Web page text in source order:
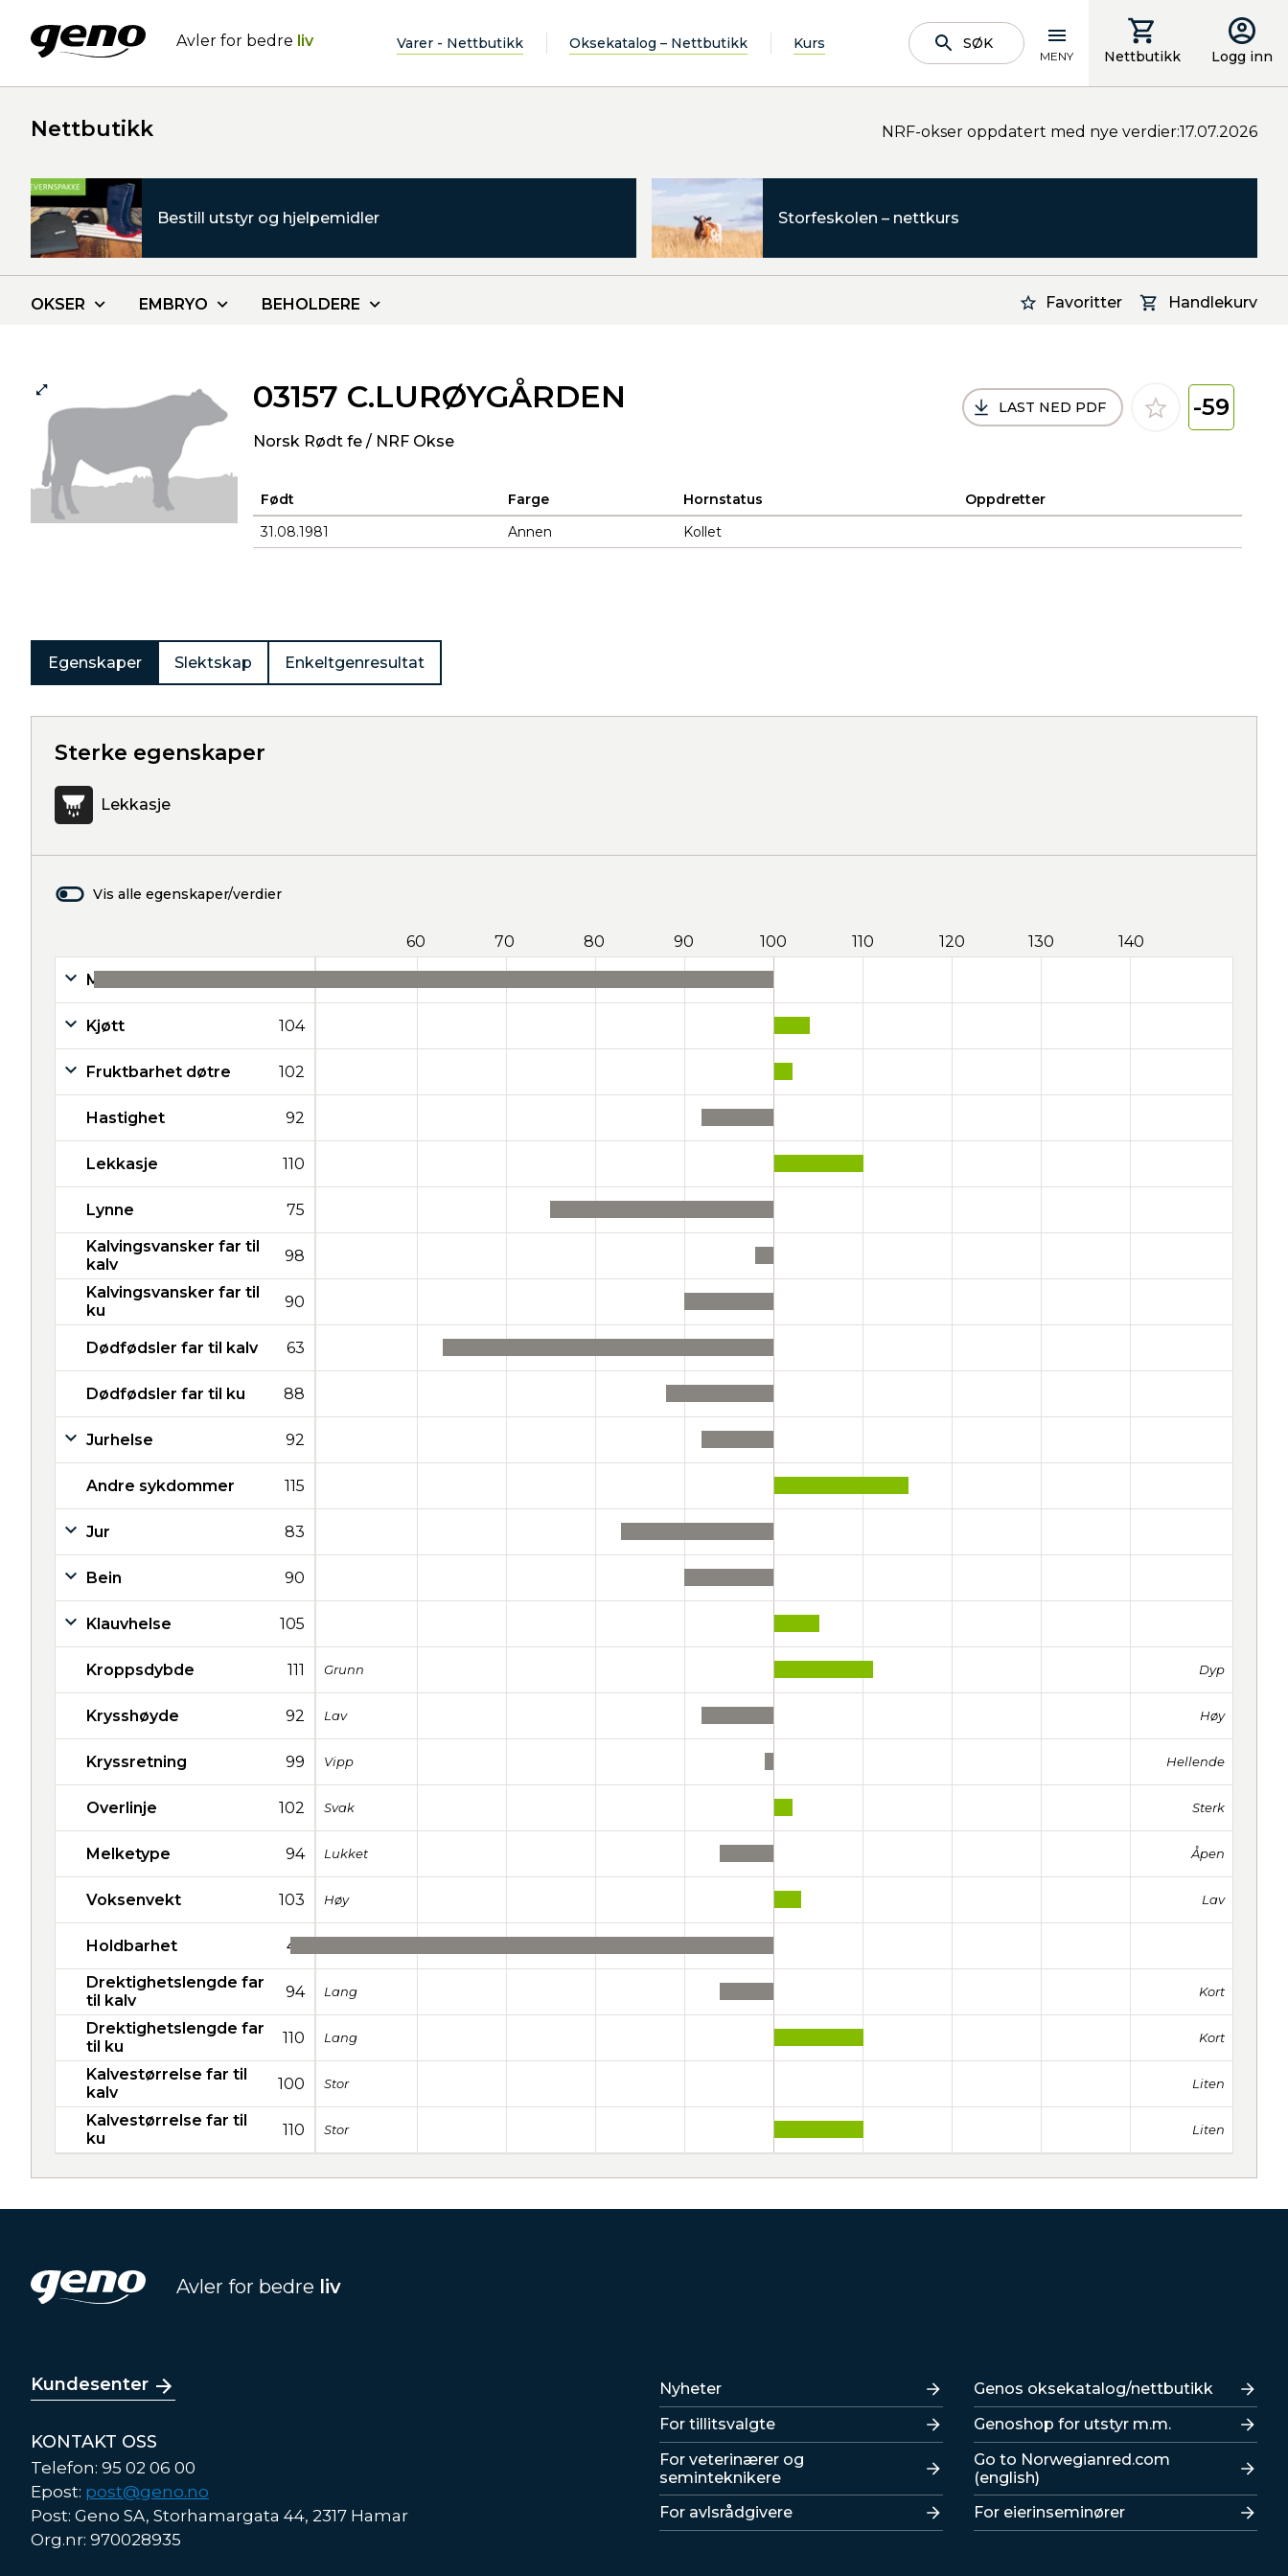
Avler for bedre liv Varer - Nettbutikk Oksekatalog – Nettbutikk Kurs SØK
MENY Nettbutikk Logg inn
Nettbutikk NRF-okser oppdatert med nye verdier:17.07.2026
Bestill utstyr og hjelpemidler Storfeskolen – nettkurs
Favoritter Handlekurv
OKSER EMBRYO BEHOLDERE
03157 C.LURØYGÅRDEN
Norsk Rødt fe / NRF Okse
LAST NED PDF -59
Født Farge Hornstatus
Oppdretter
31.08.1981
Annen Kollet
Egenskaper Slektskap Enkeltgenresultat
Sterke egenskaper
Lekkasje
Vis alle egenskaper/verdier
60 70 80 90 100 110 120 130 140
Melk
Kjøtt 104
Fruktbarhet døtre 102
Hastighet 92
Lekkasje 110
Lynne 75
Kalvingsvansker far til
kalv
98
Kalvingsvansker far til
ku
90
Dødfødsler far til kalv 63
Dødfødsler far til ku 88
Jurhelse 92
Andre sykdommer 115
Jur 83
Bein 90
Klauvhelse 105
Kroppsdybde 111 Grunn Dyp
Krysshøyde 92 Lav Høy
Kryssretning 99 Vipp Hellende
Overlinje 102 Svak Sterk
Melketype 94 Lukket Åpen
Voksenvekt 103 Høy Lav
Holdbarhet 46
Drektighetslengde far
til kalv
94 Lang Kort
Drektighetslengde far
til ku
110 Lang Kort
Kalvestørrelse far til
kalv
100 Stor Liten
Kalvestørrelse far til
ku
110 Stor Liten
Avler for bedre liv
Kundesenter
KONTAKT OSS
Telefon: 95 02 06 00
Epost: post@geno.no
Post: Geno SA, Storhamargata 44, 2317 Hamar
Org.nr: 970028935
Lenker
Nyheter
For tillitsvalgte
For veterinærer og
seminteknikere
For avlsrådgivere
Lenker
Genos oksekatalog/nettbutikk
Genoshop for utstyr m.m.
Go to Norwegianred.com
(english)
For eierinseminører